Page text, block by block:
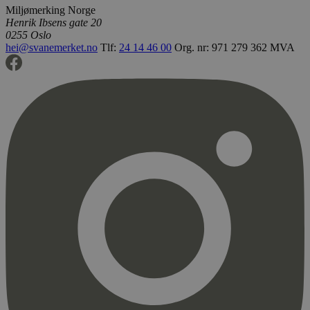
Miljømerking Norge
Henrik Ibsens gate 20
0255 Oslo
hei@svanemerket.no Tlf: 24 14 46 00 Org. nr: 971 279 362 MVA
_hjFirstSeen
sekunder
Sesjon
4 dager 4
nelapi-last-visited-category
svanemerket.no
wordpress_test_cookie
Automattic
Inc.
svanemerket.no
_hjIncludedInPageviewSample
Hotjar Ltd
svanemerket.no